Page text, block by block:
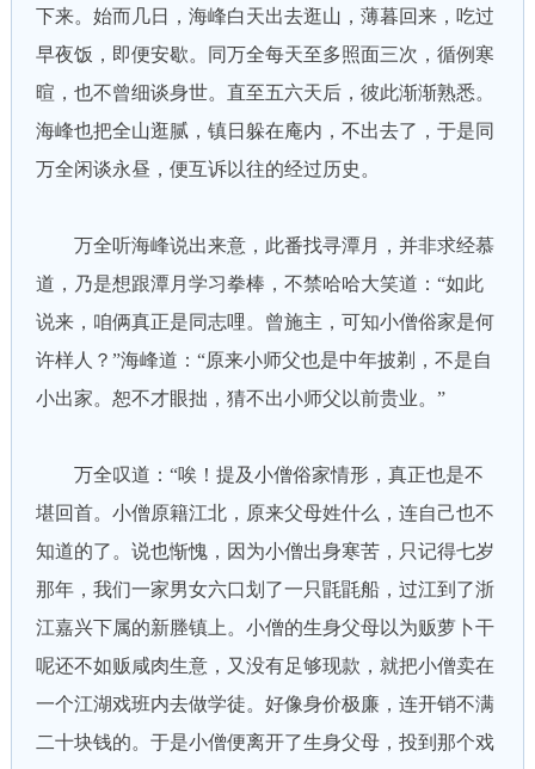
下来。始而几日，海峰白天出去逛山，薄暮回来，吃过
早夜饭，即便安歇。同万全每天至多照面三次，循例寒
暄，也不曾细谈身世。直至五六天后，彼此渐渐熟悉。
海峰也把全山逛腻，镇日躲在庵内，不出去了，于是同
万全闲谈永昼，便互诉以往的经过历史。
万全听海峰说出来意，此番找寻潭月，并非求经慕
道，乃是想跟潭月学习拳棒，不禁哈哈大笑道：“如此
说来，咱俩真正是同志哩。曾施主，可知小僧俗家是何
许样人？”海峰道：“原来小师父也是中年披剃，不是自
小出家。恕不才眼拙，猜不出小师父以前贵业。”
万全叹道：“唉！提及小僧俗家情形，真正也是不
堪回首。小僧原籍江北，原来父母姓什么，连自己也不
知道的了。说也惭愧，因为小僧出身寒苦，只记得七岁
那年，我们一家男女六口划了一只毷毷船，过江到了浙
江嘉兴下属的新塍镇上。小僧的生身父母以为贩萝卜干
呢还不如贩咸肉生意，又没有足够现款，就把小僧卖在
一个江湖戏班内去做学徒。好像身价极廉，连开销不满
二十块钱的。于是小僧便离开了生身父母，投到那个戏